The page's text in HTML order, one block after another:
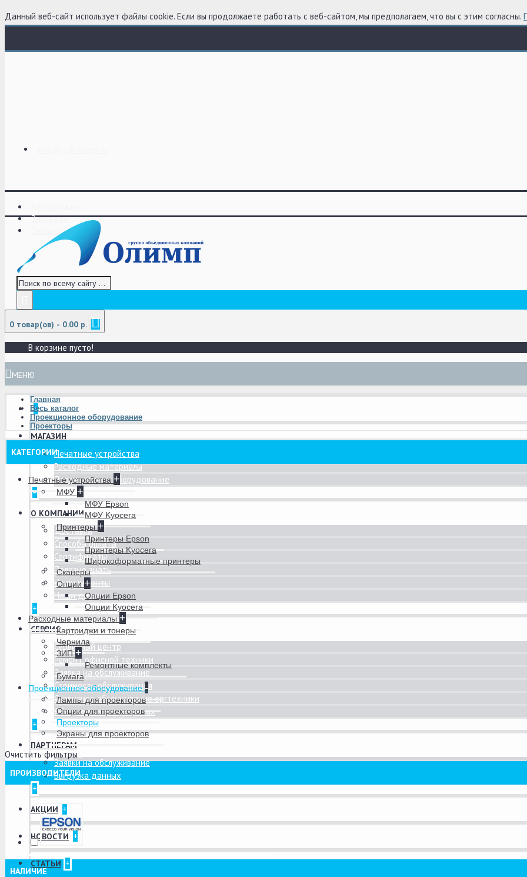
Данный веб-сайт использует файлы cookie. Если вы продолжаете работать с веб-сайтом, мы предполагаем, что вы с этим согласны.
Закладки
Сравнение
0 товар(ов) - 0.00 р.
В корзине пусто!
МЕНЮ
+
МАГАЗИН
Печатные устройства
Расходные материалы
Проекционное оборудование
+
О КОМПАНИИ
Доставка
Способы оплаты
Сертификаты
Полезно знать
Наши клиенты
Наши друзья
+
СЕРВИС
Сервисный центр
Ремонт офисной техники
Заявка на обслуживание
Стоимость обслуживания
Сервисное обслуживание оргтехники
Обслуживание в регионах
+
ПАРТНЕРАМ
Заявки на обслуживание
Выгрузка данных
+
АКЦИИ +
НОВОСТИ +
СТАТЬИ +
Главная
Весь каталог
Проекционное оборудование
Проекторы
КАТЕГОРИИ
Печатные устройства +
МФУ +
МФУ Epson
МФУ Kyocera
Принтеры +
Принтеры Epson
Принтеры Kyocera
Широкоформатные принтеры
Сканеры
Опции +
Опции Epson
Опции Kyocera
Расходные материалы+
Картриджи и тонеры
Чернила
ЗИП +
Ремонтные комплекты
Бумага
Проекционное оборудование-
Лампы для проекторов
Опции для проекторов
Проекторы
Экраны для проекторов
Очистить фильтры
ПРОИЗВОДИТЕЛИ
НАЛИЧИЕ